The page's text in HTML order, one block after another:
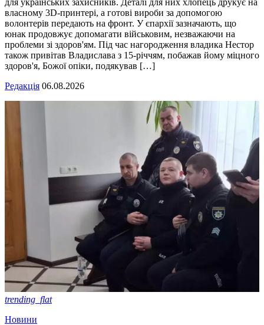
для українських захисників. Деталі для них хлопець друкує на
власному 3D-принтері, а готові вироби за допомогою
волонтерів передають на фронт. У єпархії зазначають, що
юнак продовжує допомагати військовим, незважаючи на
проблеми зі здоров'ям. Під час нагородження владика Нестор
також привітав Владислава з 15-річчям, побажав йому міцного
здоров'я, Божої опіки, подякував […]
Редакція 06.08.2026
trending_flat
Новини